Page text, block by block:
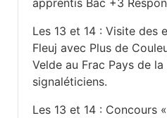
Les 13 et 14 : Visite des
Fleuj avec Plus de
Velde au Frac Pays de
signaléticiens.
Les 13 et 14 : Concours